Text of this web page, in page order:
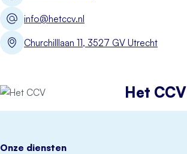
info@hetccv.nl
Churchilllaan 11, 3527 GV Utrecht
Het CCV
Onze diensten